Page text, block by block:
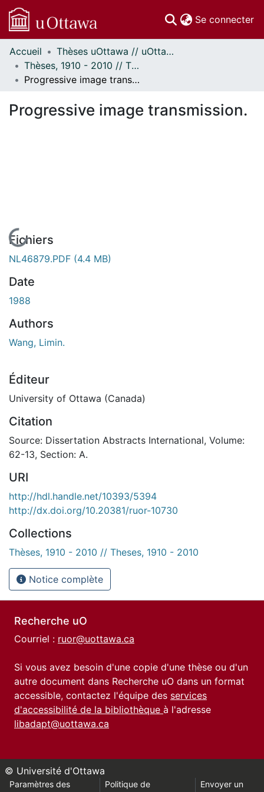
Se connecter
Communautés
et collections
Parcourir
À propos
Accueil
Thèses uOttawa // uOttawa Theses
Thèses, 1910 - 2010 // Theses, 1910 - 2010
Progressive image transmission.
Progressive image transmission.
En cours de chargement...
Fichiers
NL46879.PDF (4.4 MB)
Date
1988
Authors
Wang, Limin.
Éditeur
University of Ottawa (Canada)
Citation
Source: Dissertation Abstracts International, Volume:
62-13, Section: A.
URI
http://hdl.handle.net/10393/5394
http://dx.doi.org/10.20381/ruor-10730
Collections
Thèses, 1910 - 2010 // Theses, 1910 - 2010
Notice complète
Recherche uO
Courriel : ruor@uottawa.ca
Si vous avez besoin d'une copie d'une thèse ou d'un
autre document dans Recherche uO dans un format
accessible, contactez l'équipe des services
d'accessibilité de la bibliothèque à l'adresse
libadapt@uottawa.ca
© Université d'Ottawa
Paramètres des
Politique de
Envoyer un